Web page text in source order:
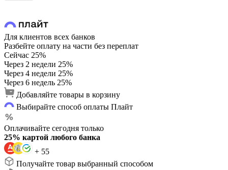
Для клиентов всех банков
Разбейте оплату на части без переплат
Сейчас 25%
Через 2 недели 25%
Через 4 недели 25%
Через 6 недель 25%
Добавляйте товары в корзину
Выбирайте способ оплаты Плайт
Оплачивайте сегодня только
25% картой любого банка
+ 55
Получайте товар выбранный способом